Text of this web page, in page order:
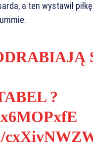
a ten wystawił
?